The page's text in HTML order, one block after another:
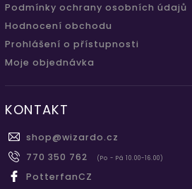
Podmínky ochrany osobních údajů
Hodnocení obchodu
Prohlášení o přístupnosti
Moje objednávka
KONTAKT
shop@wizardo.cz
770 350 762
(Po - Pá 10.00-16.00)
PotterfanCZ